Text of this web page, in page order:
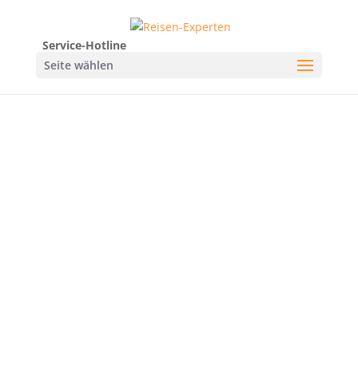
Service-Hotline
Seite wählen